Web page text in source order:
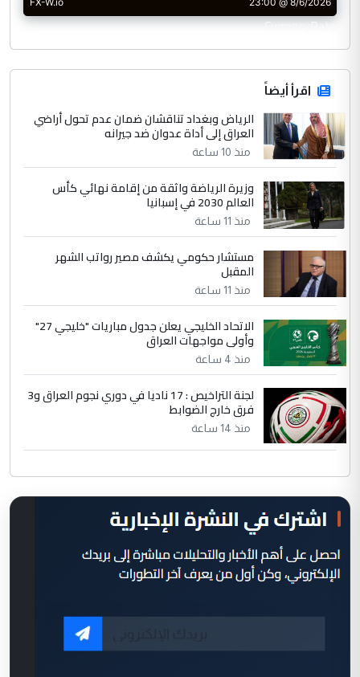
CurrencyRate
اقرأ أيضاً
الرياض وبغداد تناقشان ضمان عدم تحول أراضي
العراق إلى أداة عدوان ضد جيرانه
منذ 10 ساعة
وزيرة الرياضة واثقة من إقامة نهائي كأس
العالم 2030 في إسبانيا
منذ 11 ساعة
مستشار حكومي يكشف مصير رواتب الشهر
المقبل
منذ 11 ساعة
الاتحاد الخليجي يعلن جدول مباريات "خليجي 27"
وأولى مواجهات العراق
منذ 4 ساعة
لجنة التراخيص : 17 ناديا في دوري نجوم العراق و3
فرق خارج الضوابط
منذ 14 ساعة